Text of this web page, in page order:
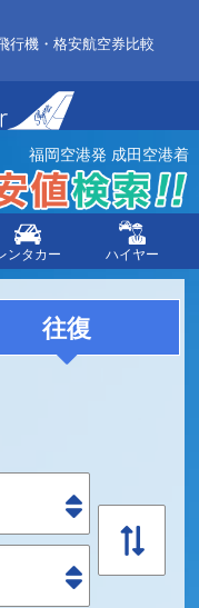
行機・格安航空券比較
福岡空港発 成田空港着
ンタカー ハイヤー
往復